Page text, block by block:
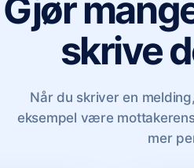
Gjør
skrive
Når du skriver en
eksempel være
mer